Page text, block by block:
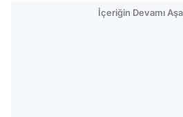
İçeriğin Devamı